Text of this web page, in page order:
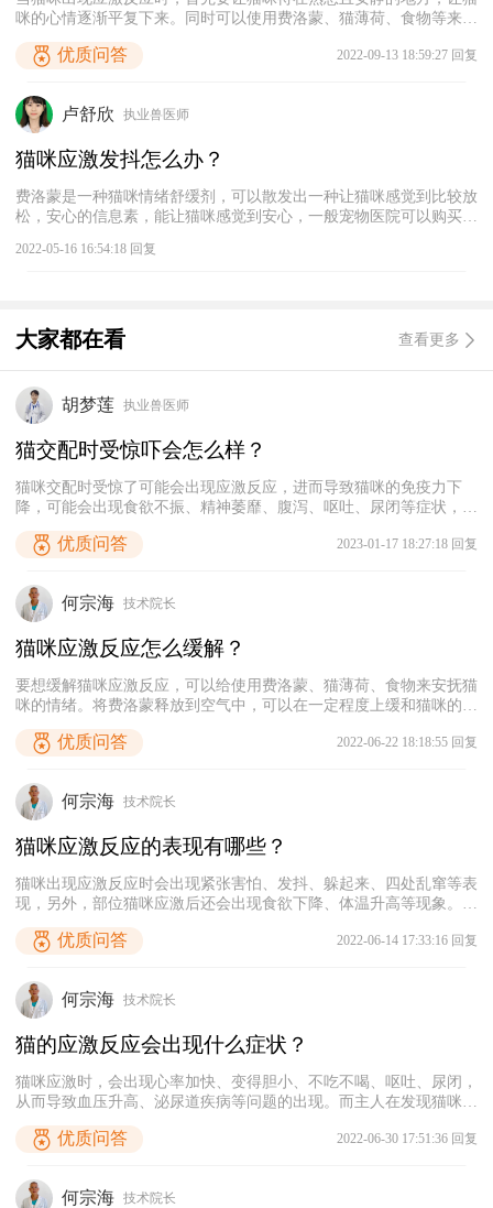
咪的心情逐渐平复下来。同时可以使用费洛蒙、猫薄荷、食物等来缓
解猫咪的应激反应。费洛蒙可以释放信息素，有利于舒缓猫咪的情
绪；猫薄荷含有荆芥内酯化学物质，猫咪吸入这种成分后会感到兴
试抚摸猫咪，或者给猫咪饲喂一些它平时喜欢吃的食物，以此转移猫
咪的注意力，彻底缓解猫咪的应激反应。
优质问答 2022-09-13 18:59:27 回复
卢舒欣 执业兽医师
猫咪应激发抖怎么办？
费洛蒙是一种猫咪情绪舒缓剂，可以散发出一种让猫咪感觉到比较放
松，安心的信息素，能让猫咪感觉到安心，一般宠物医院可以购买
候，它发抖得比较严重的话，说明它是比较怕人的，所以最好还是让
2022-05-16 16:54:18 回复
大家都在看 查看更多
胡梦莲 执业兽医师
猫交配时受惊吓会怎么样？
猫咪交配时受惊了可能会出现应激反应，进而导致猫咪的免疫力下
降，可能会出现食欲不振、精神萎靡、腹泻、呕吐、尿闭等症状，严
重时甚至会导致猫咪死亡。因为公猫的生殖器上有很多倒钩，所以在
配种的过程中，母猫会非常痛苦，配种结束之后母猫会转身去攻击公
中，无论对公猫还是母猫，它们的心理负担都是很大的，宠主要及时
安抚它们的情绪，让它们感受到主人的关心，然后慢慢平静下来。
优质问答 2023-01-17 18:27:18 回复
何宗海 技术院长
猫咪应激反应怎么缓解？
要想缓解猫咪应激反应，可以给使用费洛蒙、猫薄荷、食物来安抚猫
咪的情绪。将费洛蒙释放到空气中，可以在一定程度上缓和猫咪的情
绪；猫薄荷含有芳香内酯成分，猫咪吸入这种成分也会使情绪得到缓
解、变得放松。或者宠主也可以食物来诱惑猫咪，通过转移猫咪的注
优质问答 2022-06-22 18:18:55 回复
何宗海 技术院长
猫咪应激反应的表现有哪些？
猫咪出现应激反应时会出现紧张害怕、发抖、躲起来、四处乱窜等表
现，另外，部位猫咪应激后还会出现食欲下降、体温升高等现象。如
果猫咪的应激反应非常强烈，则还可能会导致猫咪继发疾病，比较常
见的猫咪应激后引发的疾病有猫传染性腹膜炎、便秘和尿闭等。平时
优质问答 2022-06-14 17:33:16 回复
何宗海 技术院长
猫的应激反应会出现什么症状？
猫咪应激时，会出现心率加快、变得胆小、不吃不喝、呕吐、尿闭，
从而导致血压升高、泌尿道疾病等问题的出现。而主人在发现猫咪有
应激反应时，要将它安置在一个安静的环境内，不要去打扰它，让它
自己恢复正常状态，接着再喂食适量益生菌帮助它调理肠胃。如果猫
就医。
优质问答 2022-06-30 17:51:36 回复
何宗海 技术院长